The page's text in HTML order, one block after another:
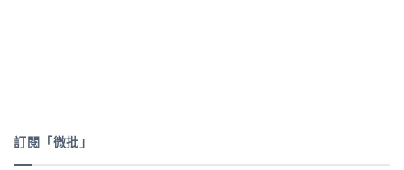
訂閱「微批」